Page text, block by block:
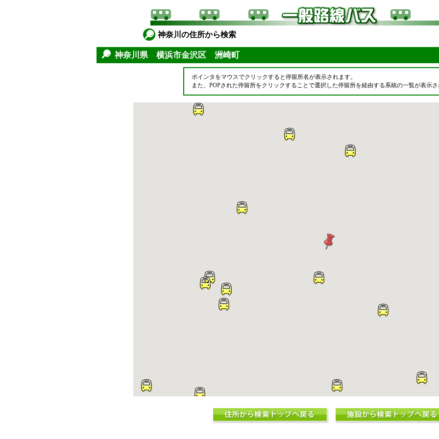
神奈川の住所から検索
神奈川県 横浜市金沢区 洲崎町
ポインタをマウスでクリックすると停留所名が表示されます。
また、POPされた停留所をクリックすることで選択した停留所を経由する系統の一覧が表示